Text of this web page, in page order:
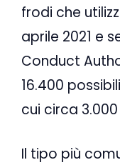
frodi che
aprile 2021 e
Conduct
16.400
cui circa
Il tipo più